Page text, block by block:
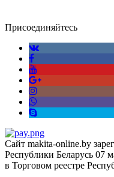
Присоединяйтесь
Сайт makita-online.by
Республики Беларусь 07
в Торговом реестре